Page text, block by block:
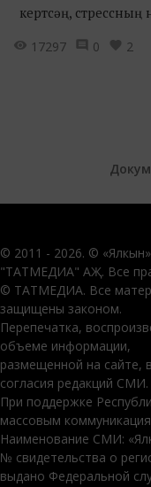
кертсәң,
17297
0 2
© 2011 - 2026. © «Ялкын»
"ТАТМЕДИА" АҖ. Все
© ТАТМЕДИА. Все
защищены законом.
Перепечатка,
объеме информации,
размещенной на сайте,
согласия редакций СМИ.
При поддержке
массовым
Наименование СМИ:
№ свидетельства о
выдано Федеральной